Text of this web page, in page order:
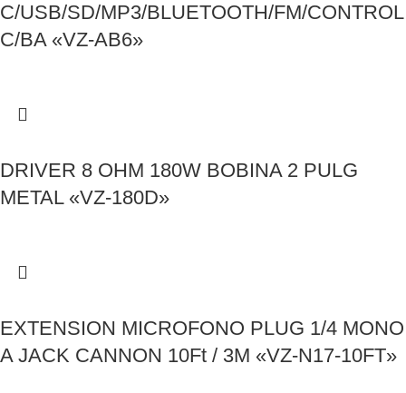
C/USB/SD/MP3/BLUETOOTH/FM/CONTROL
C/BA «VZ-AB6»
DRIVER 8 OHM 180W BOBINA 2 PULG
METAL «VZ-180D»
EXTENSION MICROFONO PLUG 1/4 MONO
A JACK CANNON 10Ft / 3M «VZ-N17-10FT»